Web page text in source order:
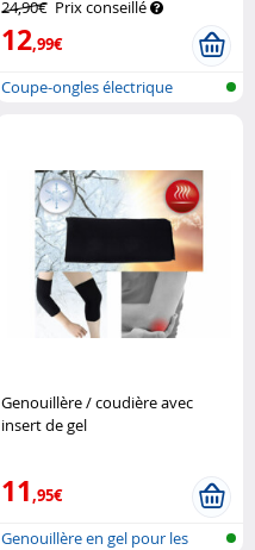
24,90€ Prix conseillé
12,99€
Coupe-ongles électrique
Genouillère / coudière avec
insert de gel
11,95€
Genouillère en gel pour les